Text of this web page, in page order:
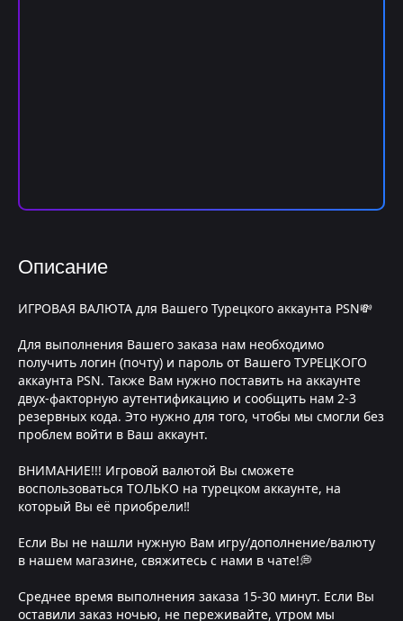
Описание
ИГРОВАЯ ВАЛЮТА для Вашего Турецкого аккаунта PSN💸
Для выполнения Вашего заказа нам необходимо
получить логин (почту) и пароль от Вашего ТУРЕЦКОГО
аккаунта PSN. Также Вам нужно поставить на аккаунте
двух-факторную аутентификацию и сообщить нам 2-3
резервных кода. Это нужно для того, чтобы мы смогли без
проблем войти в Ваш аккаунт.
ВНИМАНИЕ!!! Игровой валютой Вы сможете
воспользоваться ТОЛЬКО на турецком аккаунте, на
который Вы её приобрели‼
Если Вы не нашли нужную Вам игру/дополнение/валюту
в нашем магазине, свяжитесь с нами в чате!💭
Среднее время выполнения заказа 15-30 минут. Если Вы
оставили заказ ночью, не переживайте, утром мы